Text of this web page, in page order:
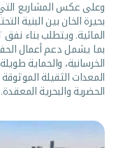
وعلى عكس المشاريع
بحيرة الخان بين البنية
المائية. ويتطلب بناء
بما يشمل دعم أعمال
الخرسانية، والحماية
المعدات الثقيلة
الحضرية والبحرية المعقدة.